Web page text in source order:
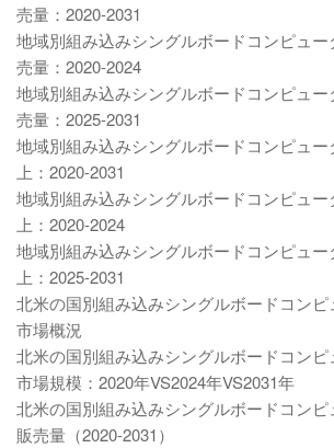
売量：2020-2031
地域別組み込みシングルボードコンピュー
売量：2020-2024
地域別組み込みシングルボードコンピュー
売量：2025-2031
地域別組み込みシングルボードコンピュ
上：2020-2031
地域別組み込みシングルボードコンピュ
上：2020-2024
地域別組み込みシングルボードコンピュ
上：2025-2031
北米の国別組み込みシングルボードコンピ
市場概況
北米の国別組み込みシングルボードコンピ
市場規模：2020年VS2024年VS2031年
北米の国別組み込みシングルボードコンピ
販売量（2020-2031）